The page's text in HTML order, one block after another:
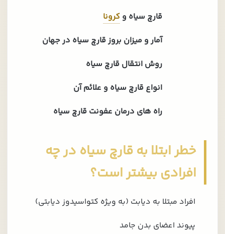
قارچ سیاه و کرونا
آمار و میزان بروز قارچ سیاه در جهان
روش انتقال قارچ سیاه
انواع قارچ سیاه و علائم آن
راه های درمان عفونت قارچ سیاه
خطر ابتلا به قارچ سیاه در چه
افرادی بیشتر است؟
افراد مبتلا به دیابت (به ویژه کتواسیدوز دیابتی)
پیوند اعضای بدن جامد